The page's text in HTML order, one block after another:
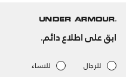
ابق على اطلاع دائم.
للرجال للنساء